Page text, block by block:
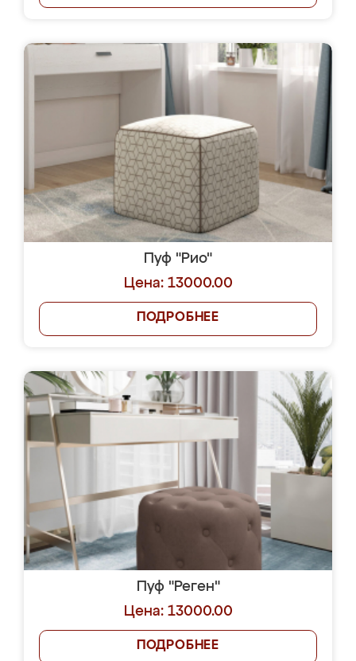
Пуф "Рио"
Цена: 13000.00
ПОДРОБНЕЕ
Пуф "Реген"
Цена: 13000.00
ПОДРОБНЕЕ